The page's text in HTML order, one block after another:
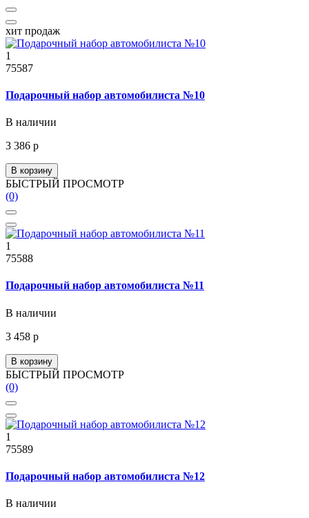
хит продаж
1
75587
Подарочный набор автомобилиста №10
В наличии
3 386 р
В корзину
БЫСТРЫЙ ПРОСМОТР
(0)
1
75588
Подарочный набор автомобилиста №11
В наличии
3 458 р
В корзину
БЫСТРЫЙ ПРОСМОТР
(0)
1
75589
Подарочный набор автомобилиста №12
В наличии